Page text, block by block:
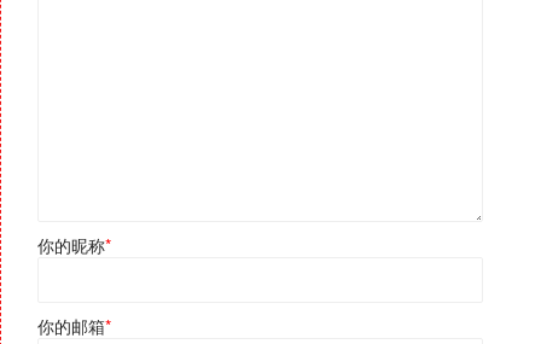
你的昵称*
你的邮箱*